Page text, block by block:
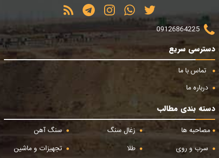
09126864225
دسترسی سریع
تماس با ما
درباره ما
دسته بندی مطالب
مصاحبه ها
زغال سنگ
سنگ آهن
سرب و روی
طلا
تجهیزات و ماشین